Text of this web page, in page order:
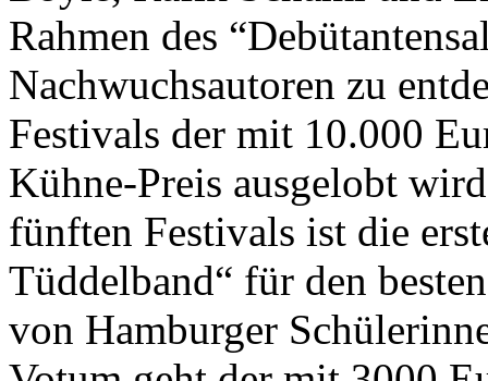
Rahmen des
Nachwuchsautoren zu
Festivals der mit 10.000
Kühne-Preis ausgelobt
fünften Festivals ist die
Tüddelband“ für den
von Hamburger